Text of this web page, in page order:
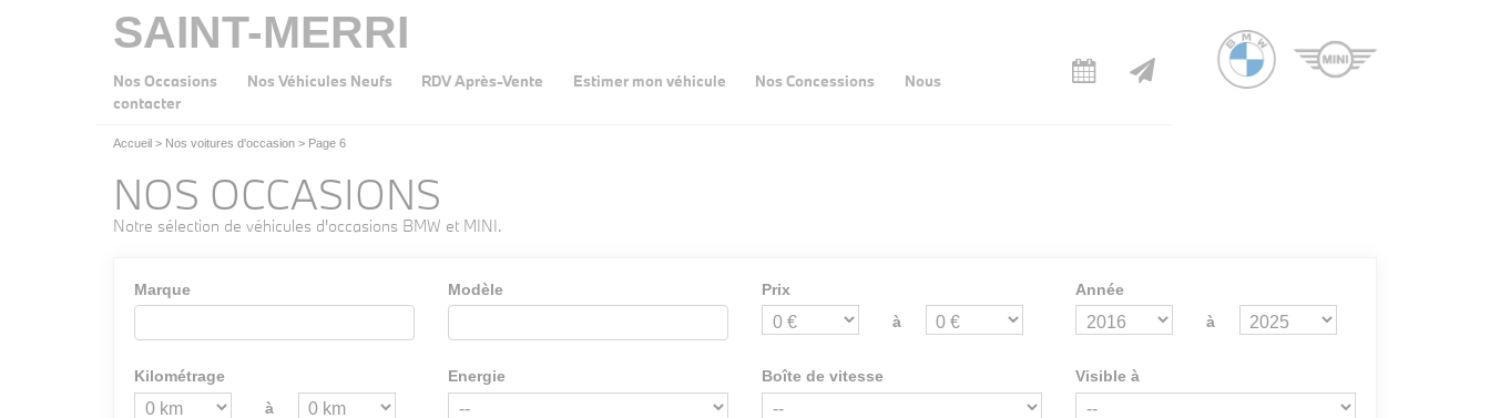
SAINT-MERRI
Nos Occasions Nos Véhicules Neufs RDV Après-Vente Estimer mon véhicule Nos Concessions
Nous
contacter
Accueil > Nos voitures d'occasion > Page 6
NOS OCCASIONS
Notre sélection de véhicules d'occasions BMW et MINI.
Marque Modèle
Prix
à
Année
à
Kilométrage
à
Energie Boîte de vitesse Visible à